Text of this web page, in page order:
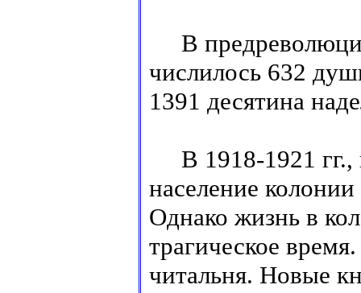
В
числилось 632
1391 десятина
В 1918-1921 гг.,
население
Однако жизнь в
трагическое
читальня. Новые